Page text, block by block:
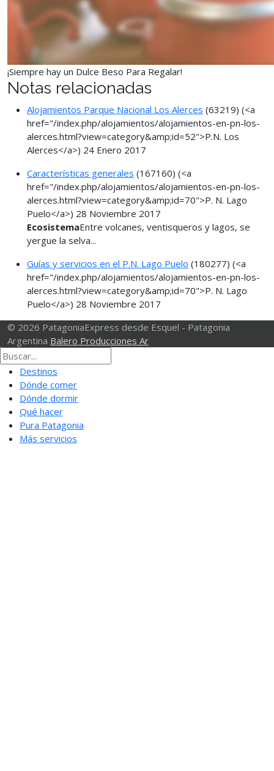
¡Siempre hay un Dulce Beso Para Regalar!
Notas relacionadas
Alojamientos Parque Nacional Los Alerces (63219) (<a
href="/index.php/alojamientos/alojamientos-en-pn-los-
alerces.html?view=category&amp;id=52">P.N. Los
Alerces</a>) 24 Enero 2017
Características generales (167160) (<a
href="/index.php/alojamientos/alojamientos-en-pn-los-
alerces.html?view=category&amp;id=70">P. N. Lago
Puelo</a>) 28 Noviembre 2017
EcosistemaEntre volcanes, ventisqueros y lagos, se
yergue la selva...
Guías y servicios en el P.N. Lago Puelo (180277) (<a
href="/index.php/alojamientos/alojamientos-en-pn-los-
alerces.html?view=category&amp;id=70">P. N. Lago
Puelo</a>) 28 Noviembre 2017
© 2026 PatagoniaExpress desde Esquel - Patagonia
Argentina Balero Producciones Ar
Destinos
Dónde comer
Dónde dormir
Qué hacer
Pura Patagonia
Más servicios